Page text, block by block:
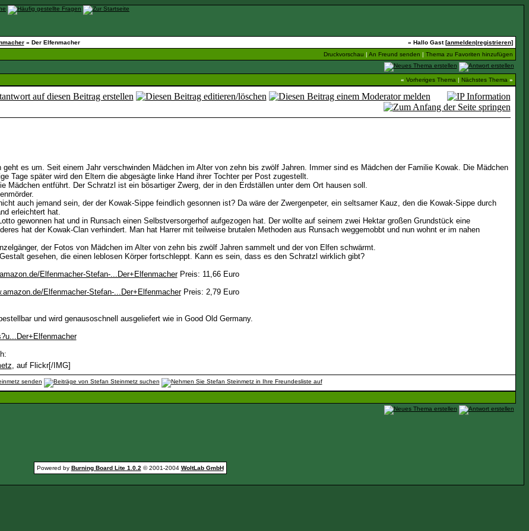
» Der Elfenmacher » Hallo Gast [anmelden|registrieren]
Druckvorschau | An Freund senden | Thema zu Favoriten hinzufügen
« Vorheriges Thema | Nächstes Thema »
geht es um. Seit einem Jahr verschwinden Mädchen im Alter von zehn bis zwölf Jahren. Immer sind es Mädchen der Familie Kowak. Die Mädchen
Tage später wird den Eltern die abgesägte linke Hand ihrer Tochter per Post zugestellt.
Mädchen entführt. Der Schratzl ist ein bösartiger Zwerg, der in den Erdställen unter dem Ort hausen soll.
auch jemand sein, der der Kowak-Sippe feindlich gesonnen ist? Da wäre der Zwergenpeter, ein seltsamer Kauz, den die Kowak-Sippe durch
erleichtert hat.
gewonnen hat und in Runsach einen Selbstversorgerhof aufgezogen hat. Der wollte auf seinem zwei Hektar großen Grundstück eine
hat der Kowak-Clan verhindert. Man hat Harrer mit teilweise brutalen Methoden aus Runsach weggemobbt und nun wohnt er im nahen
der Fotos von Mädchen im Alter von zehn bis zwölf Jahren sammelt und der von Elfen schwärmt.
gesehen, die einen leblosen Körper fortschleppt. Kann es sein, dass es den Schratzl wirklich gibt?
Elfenmacher-Stefan-...Der+ElfenmacherPreis: 11,66 Euro
Elfenmacher-Stefan-...Der+ElfenmacherPreis: 2,79 Euro
bestellbar und wird genausoschnell ausgeliefert wie in Good Old Germany.
, auf Flickr[/IMG]
Powered by Burning Board Lite 1.0.2 © 2001-2004 WoltLab GmbH